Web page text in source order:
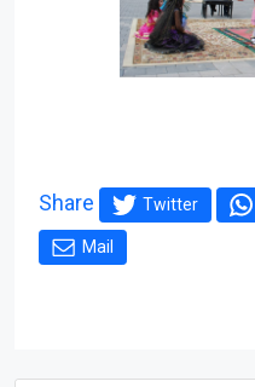
Share Twitter
Mail